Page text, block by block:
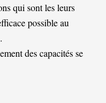
qui sont les leurs
possible au
des capacités se